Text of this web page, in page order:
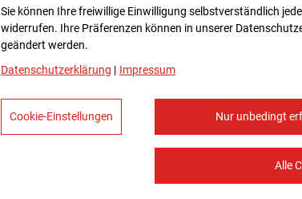
Sie können Ihre freiwillige Einwilligung selbstverständlich
widerrufen. Ihre Prä­fe­renzen können in unserer
geändert werden.
Datenschutzerklärung | Impressum
Nur unbedingt
Alle
Cookie-Einstellungen